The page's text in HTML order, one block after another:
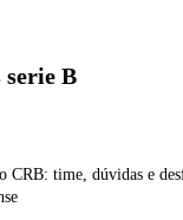
serie B
CRB: time, dúvidas e